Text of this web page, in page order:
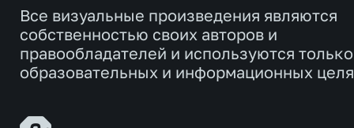
Все визуальные произведения являются
собственностью своих авторов и
правообладателей и используются
образовательных и информационных